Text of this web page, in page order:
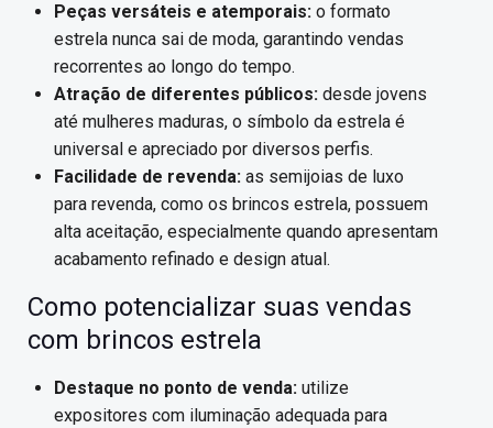
Peças versáteis e atemporais: o formato
estrela nunca sai de moda, garantindo vendas
recorrentes ao longo do tempo.
Atração de diferentes públicos: desde jovens
até mulheres maduras, o símbolo da estrela é
universal e apreciado por diversos perfis.
Facilidade de revenda: as semijoias de luxo
para revenda, como os brincos estrela, possuem
alta aceitação, especialmente quando apresentam
acabamento refinado e design atual.
Como potencializar suas vendas
com brincos estrela
Destaque no ponto de venda: utilize
expositores com iluminação adequada para